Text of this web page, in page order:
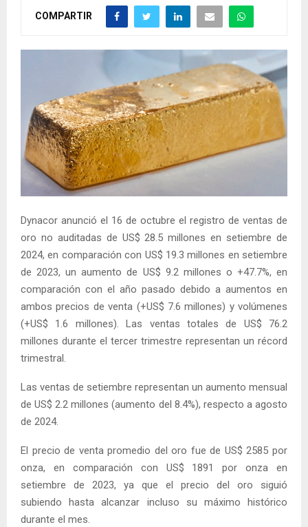
COMPARTIR
Dynacor anunció el 16 de octubre el registro de ventas de
oro no auditadas de US$ 28.5 millones en setiembre de
2024, en comparación con US$ 19.3 millones en setiembre
de 2023, un aumento de US$ 9.2 millones o +47.7%, en
comparación con el año pasado debido a aumentos en
ambos precios de venta (+US$ 7.6 millones) y volúmenes
(+US$ 1.6 millones). Las ventas totales de US$ 76.2
millones durante el tercer trimestre representan un récord
trimestral.
Las ventas de setiembre representan un aumento mensual
de US$ 2.2 millones (aumento del 8.4%), respecto a agosto
de 2024.
El precio de venta promedio del oro fue de US$ 2585 por
onza, en comparación con US$ 1891 por onza en
setiembre de 2023, ya que el precio del oro siguió
subiendo hasta alcanzar incluso su máximo histórico
durante el mes.